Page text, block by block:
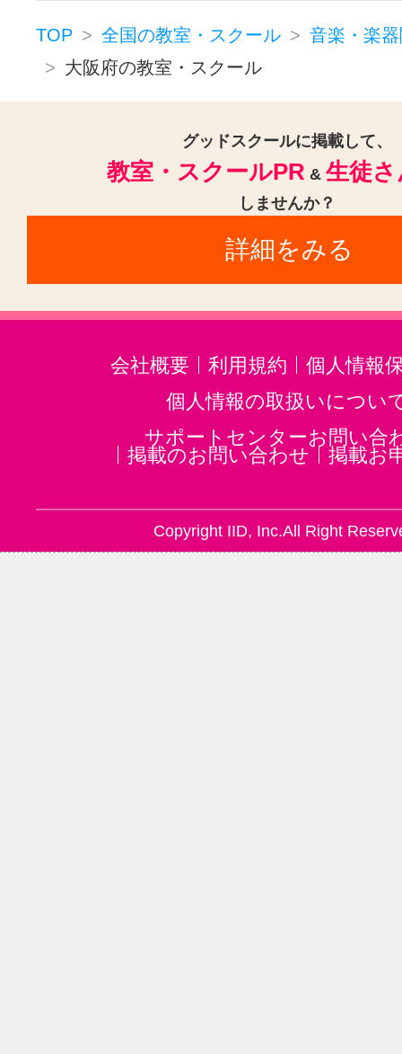
フルート(10)
サックス(10)
トランペット(9)
クラリネット
ゴスペル(5)
ジャズ(2)
民族楽
三味線(6)
沖縄三線(6)
邦楽・J-POP(6)
笛(2)
ホルン
音楽・楽器その他(14)
TOP 全国の教室・スクール
音楽・楽
大阪府の教室・スクール
グッドスクールに掲載して、
教室・スクールPR & 生徒
しませんか？
詳細をみる
会社概要 利用規約
個人情報
個人情報の取扱いについ
サポートセンターお問い合
掲載のお問い合わせ
掲載お
Copyright IID, Inc.All Right